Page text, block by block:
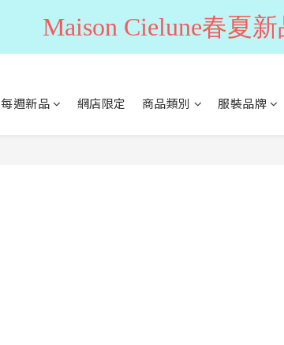
每週新品 網店限定 商品類別 服裝品牌
Maison Cielune春夏